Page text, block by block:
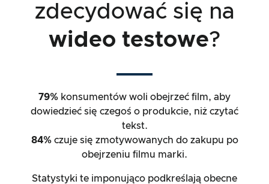
zdecydować się na
wideo testowe?
79% konsumentów woli obejrzeć film, aby
dowiedzieć się czegoś o produkcie, niż czytać
tekst.
84%czuje się zmotywowanych do zakupu po
obejrzeniu filmu marki.
Statystyki te imponująco podkreślają obecne